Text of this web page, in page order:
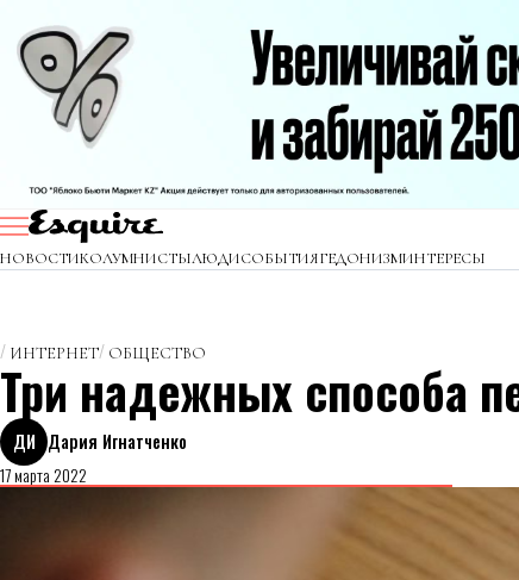
НОВОСТИКОЛУМНИСТЫЛЮДИСОБЫТИЯГЕДОНИЗМИНТЕРЕСЫ
ИНТЕРНЕТ ОБЩЕСТВО
Три надежных способа
ДИ Дария Игнатченко
17 марта 2022